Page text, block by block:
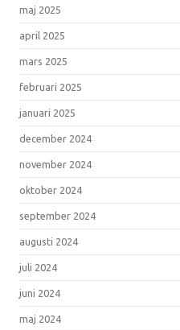
maj 2025
april 2025
mars 2025
februari 2025
januari 2025
december 2024
november 2024
oktober 2024
september 2024
augusti 2024
juli 2024
juni 2024
maj 2024